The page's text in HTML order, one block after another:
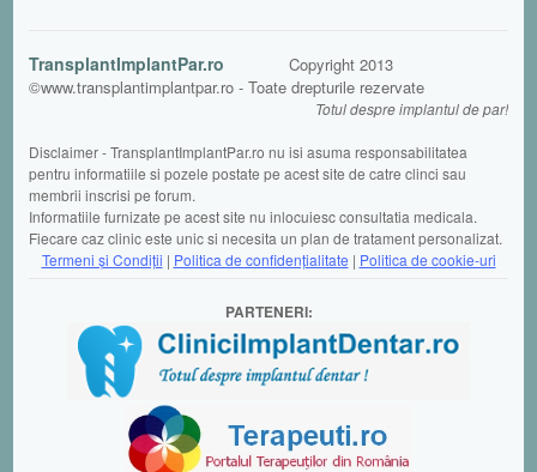
TransplantImplantPar.ro
Copyright 2013
©www.transplantimplantpar.ro - Toate drepturile rezervate
Totul despre implantul de par!
Disclaimer - TransplantImplantPar.ro nu isi asuma responsabilitatea
pentru informatiile si pozele postate pe acest site de catre clinci sau
membrii inscrisi pe forum.
Informatiile furnizate pe acest site nu inlocuiesc consultatia medicala.
Fiecare caz clinic este unic si necesita un plan de tratament personalizat.
Termeni şi Condiții | Politica de confidențialitate | Politica de cookie-uri
PARTENERI: